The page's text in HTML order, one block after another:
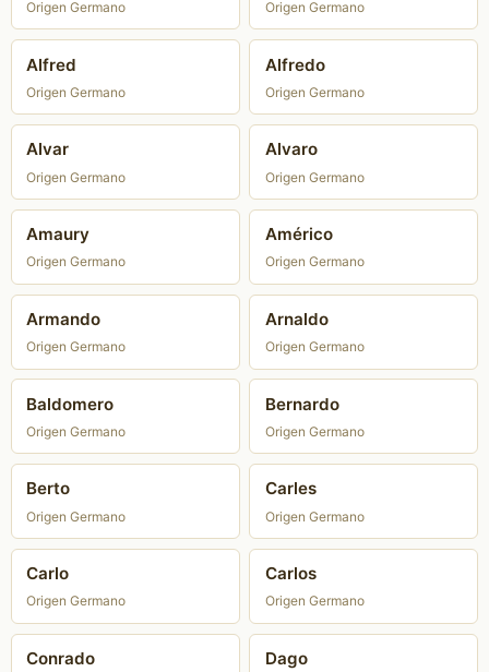
Origen Germano Origen Germano
Alfred
Origen Germano
Alfredo
Origen Germano
Alvar
Origen Germano
Alvaro
Origen Germano
Amaury
Origen Germano
Américo
Origen Germano
Armando
Origen Germano
Arnaldo
Origen Germano
Baldomero
Origen Germano
Bernardo
Origen Germano
Berto
Origen Germano
Carles
Origen Germano
Carlo
Origen Germano
Carlos
Origen Germano
Conrado Dago